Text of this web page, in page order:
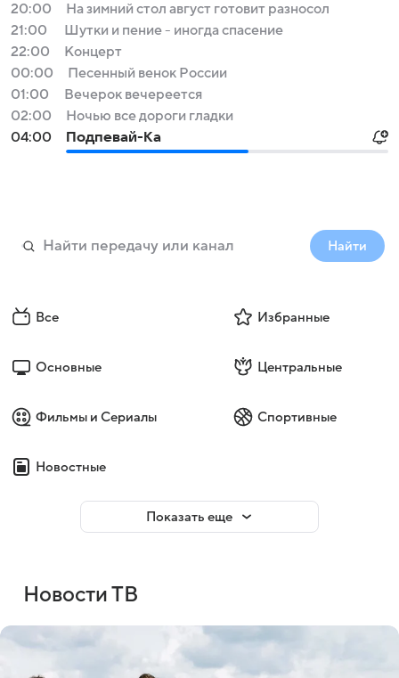
20:00
На зимний стол август готовит разносол
21:00
Шутки и пение - иногда спасение
22:00
Концерт
00:00
Песенный венок России
01:00
Вечерок вечереется
02:00
Ночью все дороги гладки
04:00
Подпевай-Ка
Найти
Все Избранные
Основные Центральные
Фильмы и Сериалы Спортивные
Новостные
Показать еще
Новости ТВ